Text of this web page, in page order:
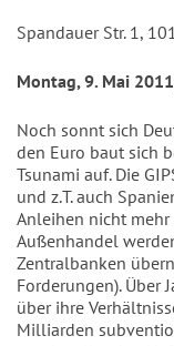
Spandauer Str. 1,
Montag, 9. Mai
Noch sonnt sich
den Euro baut sich
Tsunami auf. Die
und z.T. auch
Anleihen nicht mehr
Außenhandel
Zentralbanken
Forderungen). Über
über ihre
Milliarden